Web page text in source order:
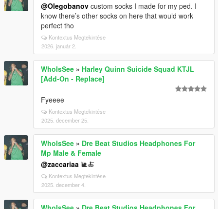
@Olegobanov custom socks I made for my ped. I
know there’s other socks on here that would work
perfect tho
Kontextus Megtekintése
2026. január 2.
WhoIsSee » Harley Quinn Suicide Squad KTJL
[Add-On - Replace]
Fyeeee
Kontextus Megtekintése
2025. december 25.
WhoIsSee » Dre Beat Studios Headphones For
Mp Male & Female
@zaccariaa 🐌🍝
Kontextus Megtekintése
2025. december 4.